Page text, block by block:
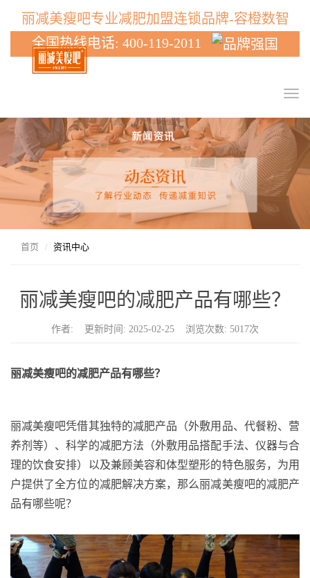
丽减美瘦吧专业减肥加盟连锁品牌-容橙数智
全国热线电话: 400-119-2011
T
g
g
n
v
首页 资讯中心
丽减美瘦吧的减肥产品有哪些？
作者: 更新时间: 2025-02-25 浏览次数: 5017次
丽减美瘦吧的减肥产品有哪些？
丽减美瘦吧凭借其独特的减肥产品（外敷用品、代餐粉、营
养剂等）、科学的减肥方法（外敷用品搭配手法、仪器与合
理的饮食安排）以及兼顾美容和体型塑形的特色服务，为用
户提供了全方位的减肥解决方案，那么丽减美瘦吧的减肥产
品有哪些呢？